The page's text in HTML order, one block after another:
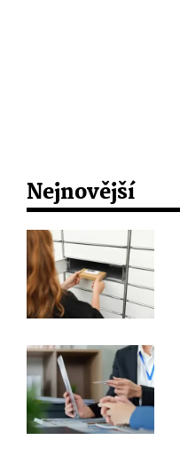
Nejnovější